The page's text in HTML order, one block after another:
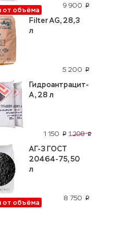
от объёма
9 900 p
5 200 p
Filter AG, 28,3
л
1 150 p 1 208 p
Гидроантрацит-
А, 28 л
от объёма
8 750 p
АГ-3 ГОСТ
20464-75, 50
л